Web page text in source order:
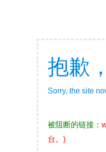
抱歉
Sorry, the site
被阻断的链接：
台。)